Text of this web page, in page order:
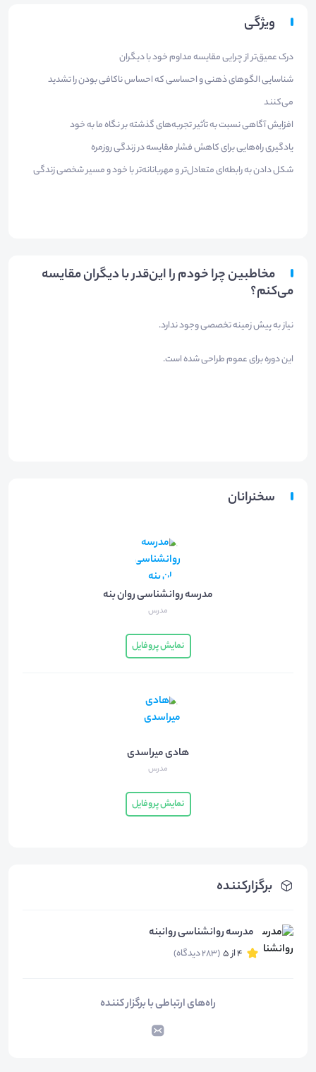
برگزارکننده
مدرسه روانشناسی روانبنه
4 از 5 (283 دیدگاه)
راه‌های ارتباطی با برگزار کننده
ویژگی
درک عمیق‌تر از چرایی مقایسه مداوم خود با دیگران
شناسایی الگوهای ذهنی و احساسی که احساس ناکافی بودن را تشدید
می‌کنند
افزایش آگاهی نسبت به تأثیر تجربه‌های گذشته بر نگاه ما به خود
یادگیری راه‌هایی برای کاهش فشار مقایسه در زندگی روزمره
شکل دادن به رابطه‌ای متعادل‌تر و مهربانانه‌تر با خود و مسیر شخصی زندگی
مخاطبین چرا خودم را این‌قدر با دیگران مقایسه
می‌کنم؟
نیاز به پیش زمینه تخصصی وجود ندارد.
این دوره برای عموم طراحی شده است.
سخنرانان
مدرسه روانشناسی روان بنه
مدرس
نمایش پروفایل
هادی میراسدی
مدرس
نمایش پروفایل